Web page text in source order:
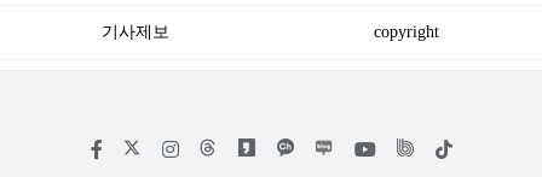
기사제보 copyright
페
인
위
틱